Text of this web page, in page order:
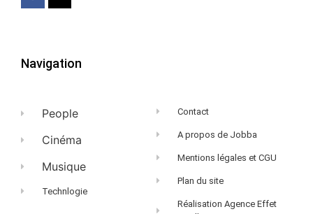
Navigation
People
Cinéma
Musique
Technlogie
Contact
A propos de Jobba
Mentions légales et CGU
Plan du site
Réalisation Agence Effet